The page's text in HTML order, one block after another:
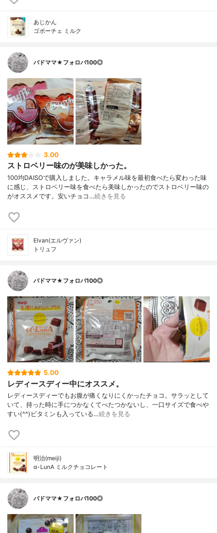
あじかん
ゴボーチェ ミルク
バドママ★フォロバ100◎
3.00
ストロベリー味のが美味しかった。
100均DAISOで購入しました。キャラメル味を最初食べたら変わった味
に感じ、ストロベリー味を食べたら美味しかったのでストロベリー味の
がオススメです。安いチョコ…続きを見る
Elvan(エルヴァン)
トリュフ
バドママ★フォロバ100◎
5.00
レディースディー中にオススメ。
レディースディーでもお腹が痛くなりにくかったチョコ。サラッとして
いて、持った時に手につかなくてべたつかないし、一口サイズで食べや
すい(^^)ビタミンも入っている…続きを見る
明治(meiji)
α-LunA ミルクチョコレート
バドママ★フォロバ100◎